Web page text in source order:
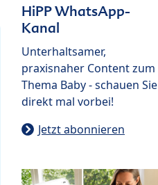
HiPP WhatsApp-
Kanal
Unterhaltsamer,
praxisnaher Content zum
Thema Baby - schauen Sie
direkt mal vorbei!
Jetzt abonnieren